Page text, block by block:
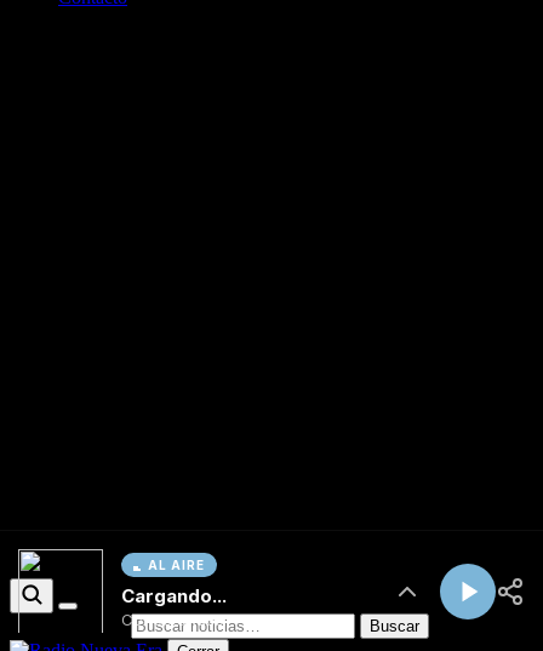
AL AIRE
Cargando...
Conectando...